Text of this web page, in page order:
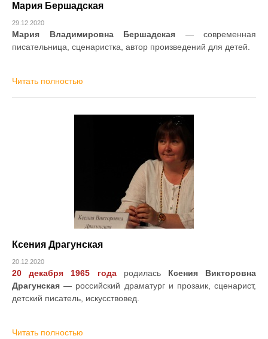
Мария Бершадская
29.12.2020
Мария Владимировна Бершадская — современная
писательница, сценаристка, автор произведений для детей.
Читать полностью
Ксения Драгунская
20.12.2020
20 декабря 1965 годародилась Ксения Викторовна
Драгунская — российский драматург и прозаик, сценарист,
детский писатель, искусствовед.
Читать полностью